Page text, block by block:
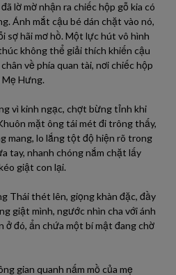
lờ mờ nhận ra chiếc hộp gỗ kia có
Ánh mắt cậu bé dán chặt vào nó,
sợ hãi mơ hồ. Một lực hút vô hình
không thể giải thích khiến cậu
về phía quan tài, nơi chiếc hộp
Hưng.
vì kinh ngạc, chợt bừng tỉnh khi
mặt ông tái mét đi trông thấy,
mang, lo lắng tột độ hiện rõ trong
tay, nhanh chóng nắm chặt lấy
giật con lại.
Thái thét lên, giọng khàn đặc, đầy
giật mình, ngước nhìn cha với ánh
ở đó, ẩn chứa một bí mật đang chờ
gian quanh nấm mồ của mẹ